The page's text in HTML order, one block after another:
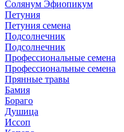
Солянум Эфиопикум
Петуния
Петуния семена
Подсолнечник
Подсолнечник
Профессиональные семена
Профессиональные семена
Прянные травы
Бамия
Бораго
Душица
Иссоп